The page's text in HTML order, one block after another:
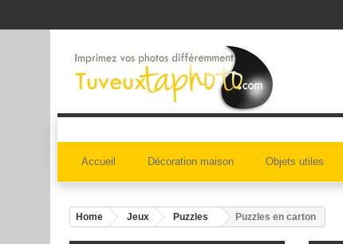
Accueil Décoration maison Objets utiles
Home Jeux Puzzles Puzzles en carton